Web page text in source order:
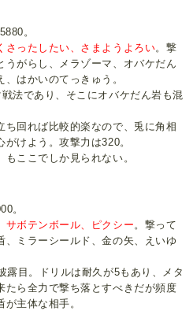
。
さったしたい、さまようよろい。撃
うがらし、メラゾーマ、オバケだん
はかいのてっきゅう。
法であり、そこにオバケだん岩も混
ち回れば比較的楽なので、兎に角相
けよう。攻撃力は320。
ここでしか見られない。
。
サボテンボール、ピクシー。撃って
、ミラーシールド、金の矢、えいゆ
露目。ドリルは耐久が5もあり、メタ
たら全力で撃ち落とすべきだが頻度
主体な相手。